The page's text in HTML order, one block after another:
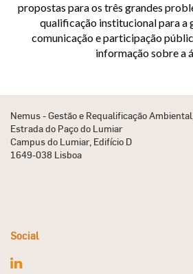
propostas para os três grandes
qualificação institucional para a
comunicação e participação
informação sobre a
Nemus - Gestão e Requalificação
Estrada do Paço do Lumiar
Campus do Lumiar, Edifício D
1649-038 Lisboa
Social